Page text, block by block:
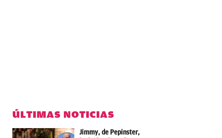
ÚLTIMAS NOTICIAS
Jimmy, de Pepinster,